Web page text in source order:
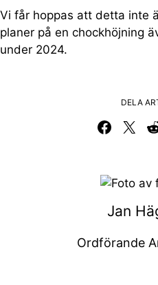
Vi får hoppas att detta inte
planer på en chockhöjning
under 2024.
DELA
Dela påDela på
Jan
Ordförande